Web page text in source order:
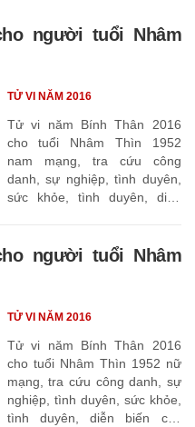
người tuổi Nhâm
Tử vi năm Bính Thân 2016
cho tuổi Nhâm Thìn 1952
nam mạng, tra cứu công
danh, sự nghiệp, tình duyên,
sức khỏe, tình duyên, diễn
TỬ VI NĂM 2016
người tuổi Nhâm
Tử vi năm Bính Thân 2016
cho tuổi Nhâm Thìn 1952 nữ
mạng, tra cứu công danh, sự
nghiệp, tình duyên, sức khỏe,
tình duyên, diễn biến các
TỬ VI NĂM 2016